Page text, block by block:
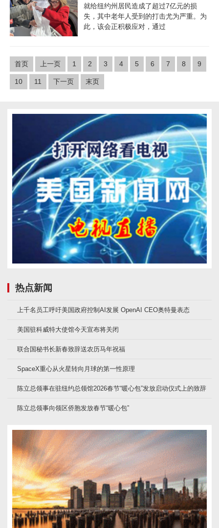
就给纽约州居民造成了超过7亿元的损
失，其中老年人受到的打击尤为严重。为
此，该会正积极应对，通过
首页 上一页 1 2 3 4 5 6 7 8 9
10 11 下一页 末页
热点新闻
上千名员工呼吁美国政府控制AI发展 OpenAI CEO奥特曼表态
美国驻科威特大使馆今天宣布将关闭
联合国秘书长新春致辞送农历马年祝福
SpaceX重心从火星转向月球的第一性原理
陈立总领事在驻纽约总领馆2026春节“暖心包”发放启动仪式上的致辞
陈立总领事向领区侨胞发放春节“暖心包”